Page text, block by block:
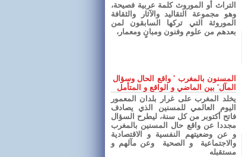
التراث أو الموروث كلمة عربية فصيحة،
وهو مجموعة التقاليد والآثار والثقافة
الموروثة التي تركها السابقون لمن
بعدهم من علوم وفنون ومبانٍ ومعمار،
المسنون بالمغرب ' واقع الحال وسؤال
المآل' بين الماضي و الواقع و المتأمل
يخلد المغرب على غرار بلدان المعمور
اليوم العالمي للمسنين الذي يصادف
فاتح أكتوبر من كل سنة، ليطرح السؤال
مجددا عن واقع حال المسنين بالمغرب
و عن وضعيتهم النفسية و الاقتصادية
والاجتماعية و الصحية وعن مآلهم و
مستقبله